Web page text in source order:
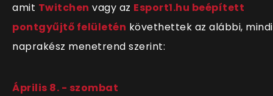
amit Twitchen vagy az Esport1.hu beépített
pontgyűjtő felületén követhettek az alábbi,
naprakész menetrend szerint:
Április 8. - szombat